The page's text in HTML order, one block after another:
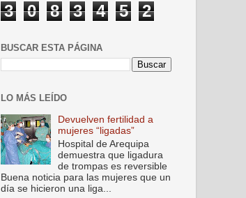
3 0 8 3 4 5 2
BUSCAR ESTA PÁGINA
LO MÁS LEÍDO
Devuelven fertilidad a
mujeres “ligadas”
Hospital de Arequipa
demuestra que ligadura
de trompas es reversible
Buena noticia para las mujeres que un
día se hicieron una liga...